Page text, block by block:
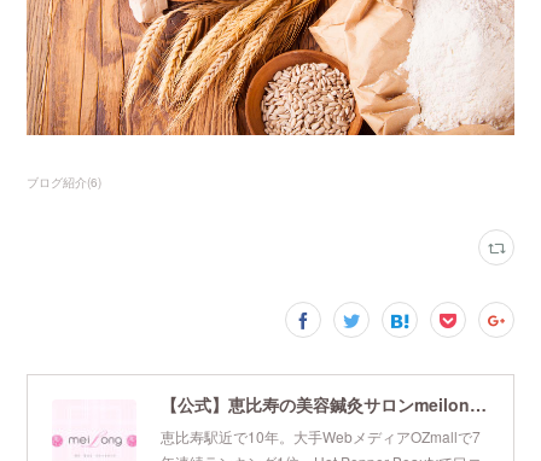
ブログ紹介(6)
【公式】恵比寿の美容鍼灸サロンmeilong｜ツボを押さえた針・お灸の治療で美容と健康を叶えます
恵比寿駅近で10年。大手WebメディアOZmallで7